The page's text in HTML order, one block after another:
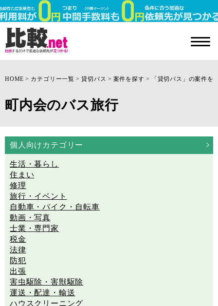
HOME カテゴリー一覧 貸切バス 案件を探す 「貸切バス」の案件を
町内会のバス旅行
個人向けカテゴリー
生活・暮らし
住まい
修理
旅行・イベント
自動車・バイク・自転車
動画・写真
士業・専門家
税金
法律
防犯
出張
害虫駆除・害獣駆除
運送・配達・輸送
ハウスクリーニング